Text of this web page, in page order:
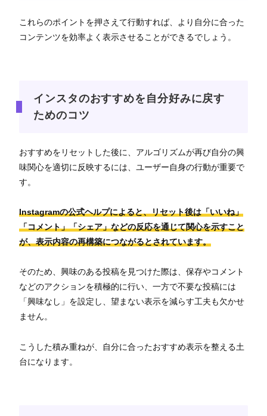
これらのポイントを押さえて行動すれば、より自分に合った
コンテンツを効率よく表示させることができるでしょう。
インスタのおすすめを自分好みに戻す
ためのコツ
おすすめをリセットした後に、アルゴリズムが再び自分の興
味関心を適切に反映するには、ユーザー自身の行動が重要で
す。
Instagramの公式ヘルプによると、リセット後は「いいね」
「コメント」「シェア」などの反応を通じて関心を示すこと
が、表示内容の再構築につながるとされています。
そのため、興味のある投稿を見つけた際は、保存やコメント
などのアクションを積極的に行い、一方で不要な投稿には
「興味なし」を設定し、望まない表示を減らす工夫も欠かせ
ません。
こうした積み重ねが、自分に合ったおすすめ表示を整える土
台になります。